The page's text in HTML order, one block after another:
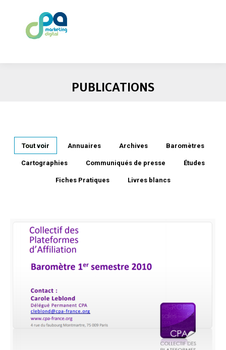
PUBLICATIONS
Tout voir Annuaires Archives Baromètres
Cartographies Communiqués de presse Études
Fiches Pratiques Livres blancs